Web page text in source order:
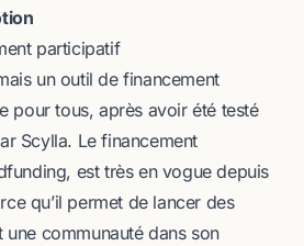
participatif
un outil de financement
pour tous, après avoir été testé
Scylla. Le financement
est très en vogue depuis
qu’il permet de lancer des
communauté dans son